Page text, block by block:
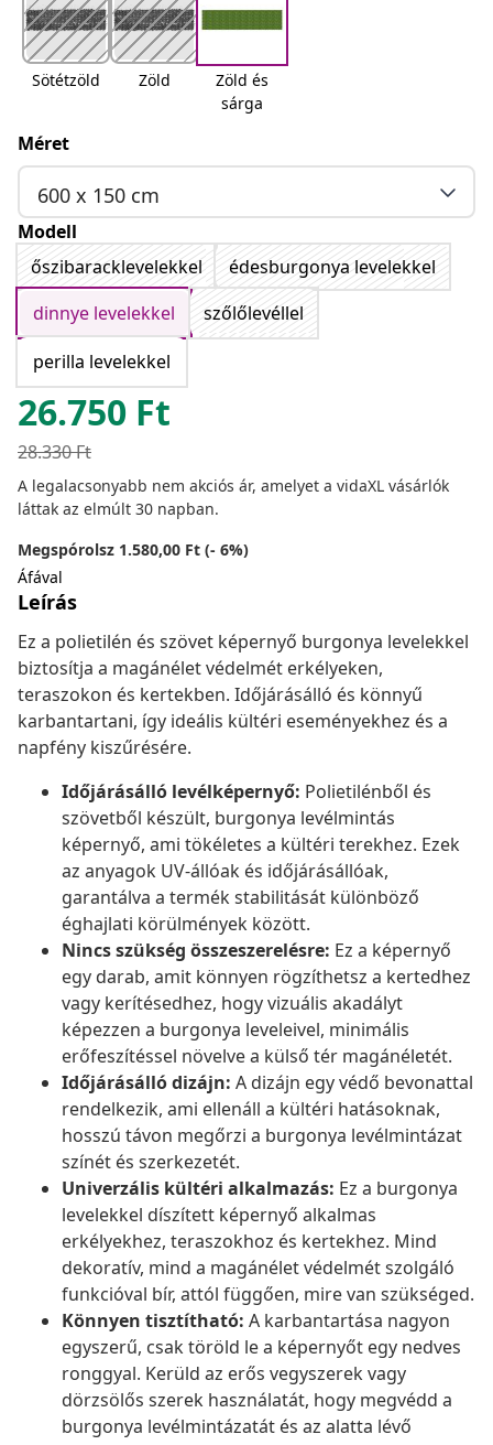
Sötétzöld Zöld
Zöld és
sárga
Méret
600 x 150 cm
Modell
őszibaracklevelekkel
édesburgonya levelekkel
dinnye levelekkel
szőlőlevéllel
perilla levelekkel
26.750 Ft
28.330Ft
A legalacsonyabb nem akciós ár, amelyet a vidaXL vásárlók
láttak az elmúlt 30 napban.
Megspórolsz 1.580,00 Ft (- 6%)
Áfával
Leírás
Ez a polietilén és szövet képernyő burgonya levelekkel
biztosítja a magánélet védelmét erkélyeken,
teraszokon és kertekben. Időjárásálló és könnyű
karbantartani, így ideális kültéri eseményekhez és a
napfény kiszűrésére.
Időjárásálló levélképernyő: Polietilénből és
szövetből készült, burgonya levélmintás
képernyő, ami tökéletes a kültéri terekhez. Ezek
az anyagok UV-állóak és időjárásállóak,
garantálva a termék stabilitását különböző
éghajlati körülmények között.
Nincs szükség összeszerelésre: Ez a képernyő
egy darab, amit könnyen rögzíthetsz a kertedhez
vagy kerítésedhez, hogy vizuális akadályt
képezzen a burgonya leveleivel, minimális
erőfeszítéssel növelve a külső tér magánéletét.
Időjárásálló dizájn: A dizájn egy védő bevonattal
rendelkezik, ami ellenáll a kültéri hatásoknak,
hosszú távon megőrzi a burgonya levélmintázat
színét és szerkezetét.
Univerzális kültéri alkalmazás: Ez a burgonya
levelekkel díszített képernyő alkalmas
erkélyekhez, teraszokhoz és kertekhez. Mind
dekoratív, mind a magánélet védelmét szolgáló
funkcióval bír, attól függően, mire van szükséged.
Könnyen tisztítható: A karbantartása nagyon
egyszerű, csak töröld le a képernyőt egy nedves
ronggyal. Kerüld az erős vegyszerek vagy
dörzsölős szerek használatát, hogy megvédd a
burgonya levélmintázatát és az alatta lévő